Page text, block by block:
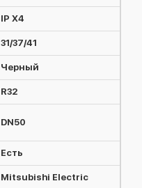
IP X4
31/37/41
Черный
R32
DN50
Есть
Mitsubishi Electric